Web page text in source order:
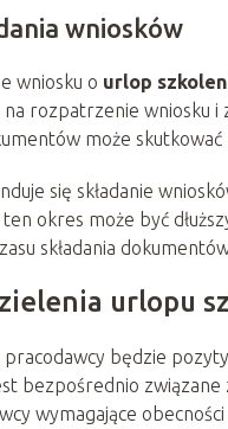
wniosków
wniosku o urlop
rozpatrzenie wniosku i
może skutkować
się składanie
okres może być
składania
urlopu
pracodawcy będzie
bezpośrednio
wymagające